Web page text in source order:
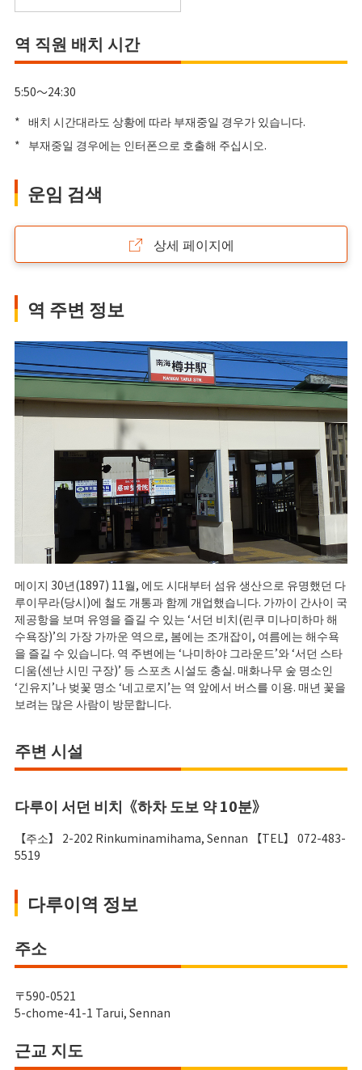
역 직원 배치 시간
5:50～24:30
* 배치 시간대라도 상황에 따라 부재중일 경우가 있습니다.
* 부재중일 경우에는 인터폰으로 호출해 주십시오.
운임 검색
상세 페이지에
역 주변 정보
메이지 30년(1897) 11월, 에도 시대부터 섬유 생산으로 유명했던 다
루이무라(당시)에 철도 개통과 함께 개업했습니다. 가까이 간사이 국
제공항을 보며 유영을 즐길 수 있는 ‘서던 비치(린쿠 미나미하마 해
수욕장)’의 가장 가까운 역으로, 봄에는 조개잡이, 여름에는 해수욕
을 즐길 수 있습니다. 역 주변에는 ‘나미하야 그라운드’와 ‘서던 스타
디움(센난 시민 구장)’ 등 스포츠 시설도 충실. 매화나무 숲 명소인
‘긴유지’나 벚꽃 명소 ‘네고로지’는 역 앞에서 버스를 이용. 매년 꽃을
보려는 많은 사람이 방문합니다.
주변 시설
다루이 서던 비치《하차 도보 약 10분》
【주소】 2-202 Rinkuminamihama, Sennan 【TEL】 072-483-
5519
다루이역 정보
주소
〒590-0521
5-chome-41-1 Tarui, Sennan
근교 지도